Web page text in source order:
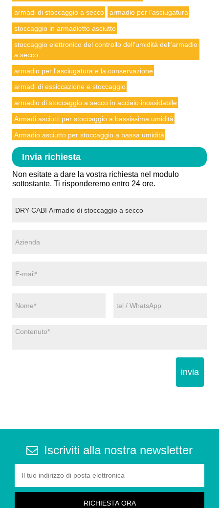
armadi di stoccaggio a secco armadio per l'asciugatura
stoccaggio in armadietto asciutto
stoccaggio elettronico del controllo dell'umidità dell'armadio
a secco
armadio per l'asciugatura e la conservazione
armadi di essiccazione e stoccaggio
armadio di stoccaggio a secco in acciaio inossidabile
Armadi asciutti per stoccaggio a bassissima umidità
Armadio asciutto per stoccaggio a bassa umidità
Invia richiesta
Non esitate a dare la vostra richiesta nel modulo
sottostante. Ti risponderemo entro 24 ore.
invia
Iscriviti alla nostra newsletter